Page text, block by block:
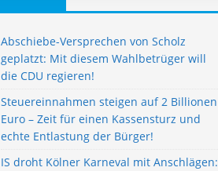
Abschiebe-Versprechen von Scholz
geplatzt: Mit diesem Wahlbetrüger will
die CDU regieren!
Steuereinnahmen steigen auf 2 Billionen
Euro – Zeit für einen Kassensturz und
echte Entlastung der Bürger!
IS droht Kölner Karneval mit Anschlägen: